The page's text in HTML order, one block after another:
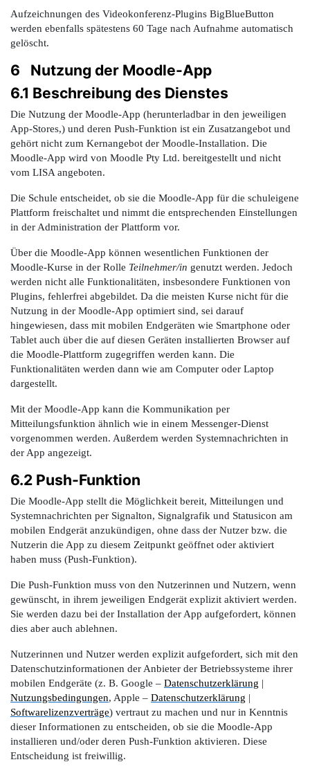
Aufzeichnungen des Videokonferenz-Plugins BigBlueButton
werden ebenfalls spätestens 60 Tage nach Aufnahme automatisch
gelöscht.
6 Nutzung der Moodle-App
6.1 Beschreibung des Dienstes
Die Nutzung der Moodle-App (herunterladbar in den jeweiligen
App-Stores,) und deren Push-Funktion ist ein Zusatzangebot und
gehört nicht zum Kernangebot der Moodle-Installation. Die
Moodle-App wird von Moodle Pty Ltd. bereitgestellt und nicht
vom LISA angeboten.
Die Schule entscheidet, ob sie die Moodle-App für die schuleigene
Plattform freischaltet und nimmt die entsprechenden Einstellungen
in der Administration der Plattform vor.
Über die Moodle-App können wesentlichen Funktionen der
Moodle-Kurse in der Rolle Teilnehmer/in genutzt werden. Jedoch
werden nicht alle Funktionalitäten, insbesondere Funktionen von
Plugins, fehlerfrei abgebildet. Da die meisten Kurse nicht für die
Nutzung in der Moodle-App optimiert sind, sei darauf
hingewiesen, dass mit mobilen Endgeräten wie Smartphone oder
Tablet auch über die auf diesen Geräten installierten Browser auf
die Moodle-Plattform zugegriffen werden kann. Die
Funktionalitäten werden dann wie am Computer oder Laptop
dargestellt.
Mit der Moodle-App kann die Kommunikation per
Mitteilungsfunktion ähnlich wie in einem Messenger-Dienst
vorgenommen werden. Außerdem werden Systemnachrichten in
der App angezeigt.
6.2 Push-Funktion
Die Moodle-App stellt die Möglichkeit bereit, Mitteilungen und
Systemnachrichten per Signalton, Signalgrafik und Statusicon am
mobilen Endgerät anzukündigen, ohne dass der Nutzer bzw. die
Nutzerin die App zu diesem Zeitpunkt geöffnet oder aktiviert
haben muss (Push-Funktion).
Die Push-Funktion muss von den Nutzerinnen und Nutzern, wenn
gewünscht, in ihrem jeweiligen Endgerät explizit aktiviert werden.
Sie werden dazu bei der Installation der App aufgefordert, können
dies aber auch ablehnen.
Nutzerinnen und Nutzer werden explizit aufgefordert, sich mit den
Datenschutzinformationen der Anbieter der Betriebssysteme ihrer
mobilen Endgeräte (z. B. Google – Datenschutzerklärung |
Nutzungsbedingungen, Apple – Datenschutzerklärung |
Softwarelizenzverträge) vertraut zu machen und nur in Kenntnis
dieser Informationen zu entscheiden, ob sie die Moodle-App
installieren und/oder deren Push-Funktion aktivieren. Diese
Entscheidung ist freiwillig.